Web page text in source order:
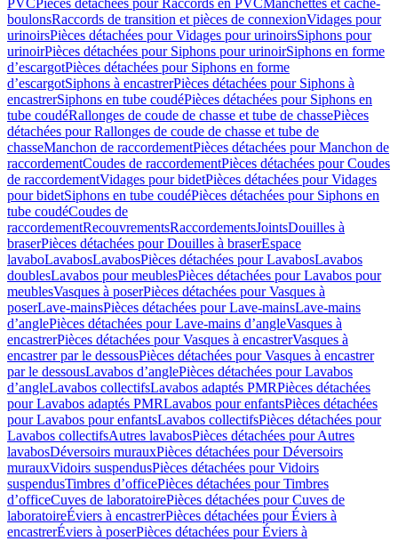
PVCPièces détachées pour Raccords en PVCManchettes et cache-
boulonsRaccords de transition et pièces de connexionVidages pour
urinoirsPièces détachées pour Vidages pour urinoirsSiphons pour
urinoirPièces détachées pour Siphons pour urinoirSiphons en forme
d’escargotPièces détachées pour Siphons en forme
d’escargotSiphons à encastrerPièces détachées pour Siphons à
encastrerSiphons en tube coudéPièces détachées pour Siphons en
tube coudéRallonges de coude de chasse et tube de chassePièces
détachées pour Rallonges de coude de chasse et tube de
chasseManchon de raccordementPièces détachées pour Manchon de
raccordementCoudes de raccordementPièces détachées pour Coudes
de raccordementVidages pour bidetPièces détachées pour Vidages
pour bidetSiphons en tube coudéPièces détachées pour Siphons en
tube coudéCoudes de
raccordementRecouvrementsRaccordementsJointsDouilles à
braserPièces détachées pour Douilles à braserEspace
lavaboLavabosLavabosPièces détachées pour LavabosLavabos
doublesLavabos pour meublesPièces détachées pour Lavabos pour
meublesVasques à poserPièces détachées pour Vasques à
poserLave-mainsPièces détachées pour Lave-mainsLave-mains
d’anglePièces détachées pour Lave-mains d’angleVasques à
encastrerPièces détachées pour Vasques à encastrerVasques à
encastrer par le dessousPièces détachées pour Vasques à encastrer
par le dessousLavabos d’anglePièces détachées pour Lavabos
d’angleLavabos collectifsLavabos adaptés PMRPièces détachées
pour Lavabos adaptés PMRLavabos pour enfantsPièces détachées
pour Lavabos pour enfantsLavabos collectifsPièces détachées pour
Lavabos collectifsAutres lavabosPièces détachées pour Autres
lavabosDéversoirs murauxPièces détachées pour Déversoirs
murauxVidoirs suspendusPièces détachées pour Vidoirs
suspendusTimbres dʼofficePièces détachées pour Timbres
dʼofficeCuves de laboratoirePièces détachées pour Cuves de
laboratoireÉviers à encastrerPièces détachées pour Éviers à
encastrerÉviers à poserPièces détachées pour Éviers à